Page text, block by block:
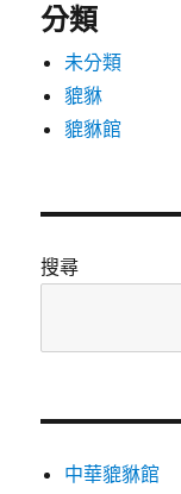
分類
未分類
貔貅
貔貅館
搜尋
中華貔貅館